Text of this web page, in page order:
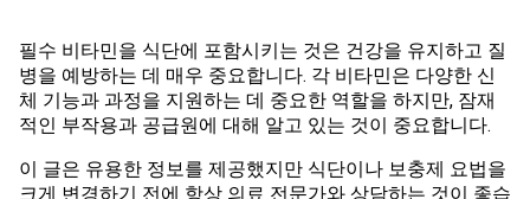
필수 비타민을 식단에 포함시키는 것은 건강을 유지하고 질
병을 예방하는 데 매우 중요합니다. 각 비타민은 다양한 신
체 기능과 과정을 지원하는 데 중요한 역할을 하지만, 잠재
적인 부작용과 공급원에 대해 알고 있는 것이 중요합니다.
이 글은 유용한 정보를 제공했지만 식단이나 보충제 요법을
크게 변경하기 전에 항상 의료 전문가와 상담하는 것이 좋습